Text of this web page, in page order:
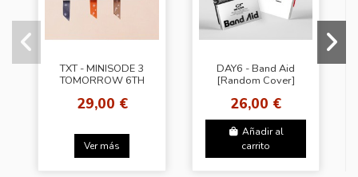
TXT - MINISODE 3
TOMORROW 6TH
Random Photocard
29,00 €
Ver más
DAY6 - Band Aid
[Random Cover]
26,00 €
Añadir al
carrito